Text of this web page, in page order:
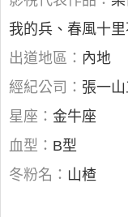
我的兵、春風十
出道地區： 內地
經紀公司： 張一
星座： 金牛座
血型： B型
冬粉名： 山楂